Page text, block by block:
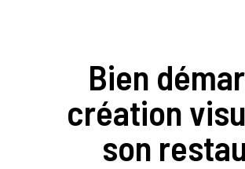
Bien
création
son